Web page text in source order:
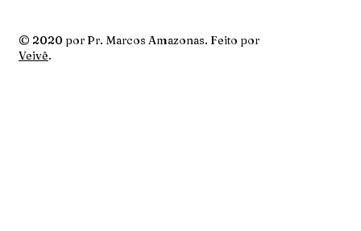
© 2020 por Pr. Marcos Amazonas. Feito por
Veivê.